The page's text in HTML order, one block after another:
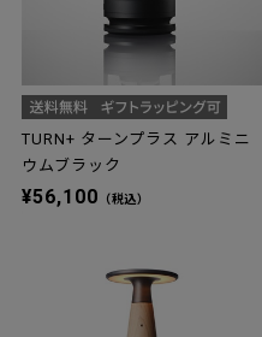
TURN+ ターンプラス アルミニ
ウムブラック
¥56,100 （税込）